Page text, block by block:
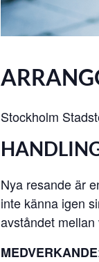
Stockholm
Nya resande är
inte känna igen
avståndet
MEDVERKANDE